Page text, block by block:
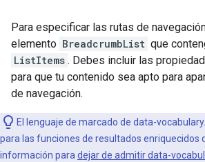
Para especificar las rutas de
elemento BreadcrumbList que
ListItems . Debes incluir las
para que tu contenido sea apto para
de navegación.
El lenguaje de marcado de data-
para las funciones de resultados enriquecidos
información para dejar de admitir data-